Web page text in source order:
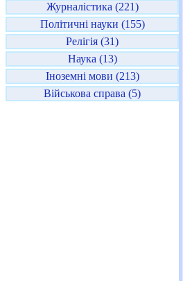
Журналістика (221)
Політичні науки (155)
Релігія (31)
Наука (13)
Іноземні мови (213)
Військова справа (5)